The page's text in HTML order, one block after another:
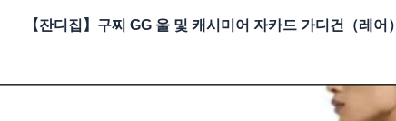
【잔디집】구찌 GG 울 및 캐시미어 자카드 가디건（레어）